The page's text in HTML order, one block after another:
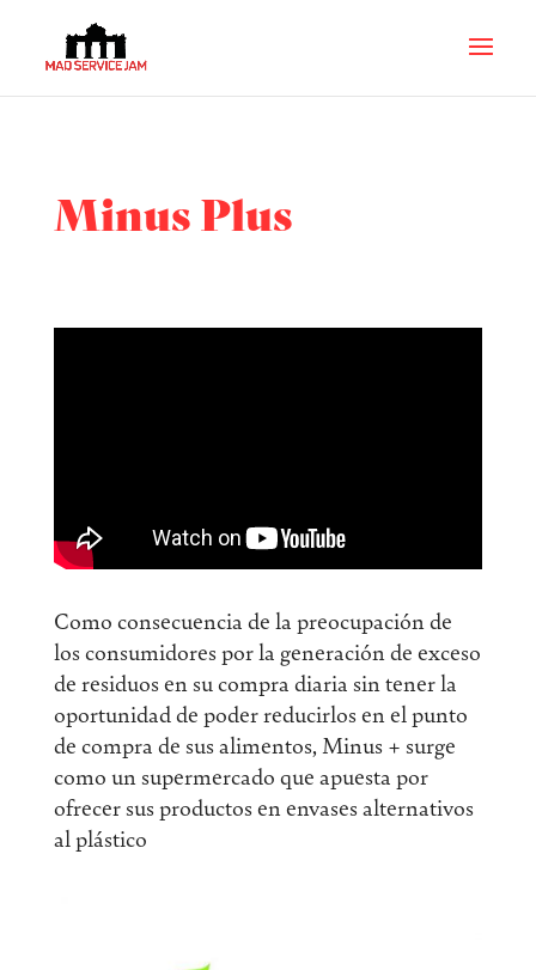
Minus Plus
Como consecuencia de la preocupación de
los consumidores por la generación de exceso
de residuos en su compra diaria sin tener la
oportunidad de poder reducirlos en el punto
de compra de sus alimentos, Minus + surge
como un supermercado que apuesta por
ofrecer sus productos en envases alternativos
al plástico